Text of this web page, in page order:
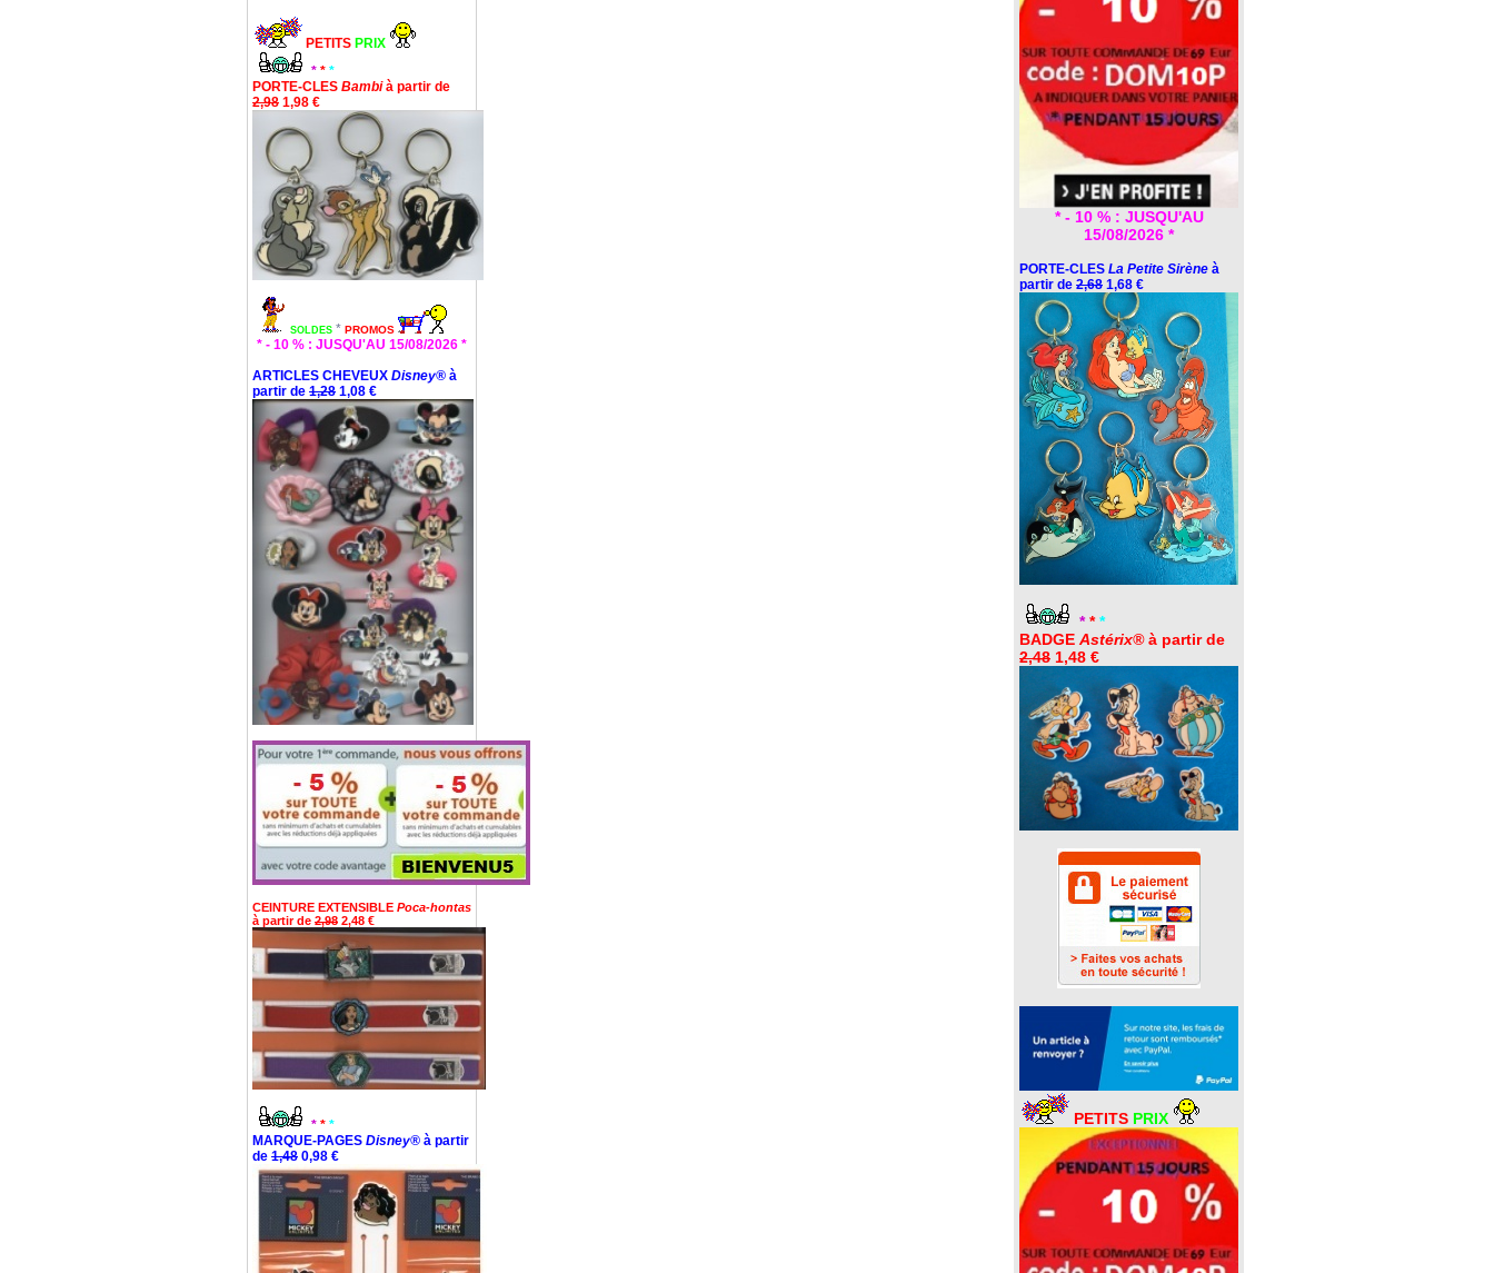
PETITS PRIX
* * *
PORTE-CLES Bambià partir de
2,98 1,98 €
SOLDES * PROMOS
* - 10 % : JUSQU'AU 15/08/2026 *
ARTICLES CHEVEUX Disney® à
partir de 1,28 1,08 €
CEINTURE EXTENSIBLE Poca-hontas
à partir de 2,98 2,48 €
* * *
MARQUE-PAGES Disney® à partir
de 1,48 0,98 €
* - 10 % : JUSQU'AU
15/08/2026 *
PORTE-CLES La Petite Sirène à
partir de 2,68 1,68 €
***
BADGE Astérix®à partir de
2,48 1,48 €
PETITS PRIX